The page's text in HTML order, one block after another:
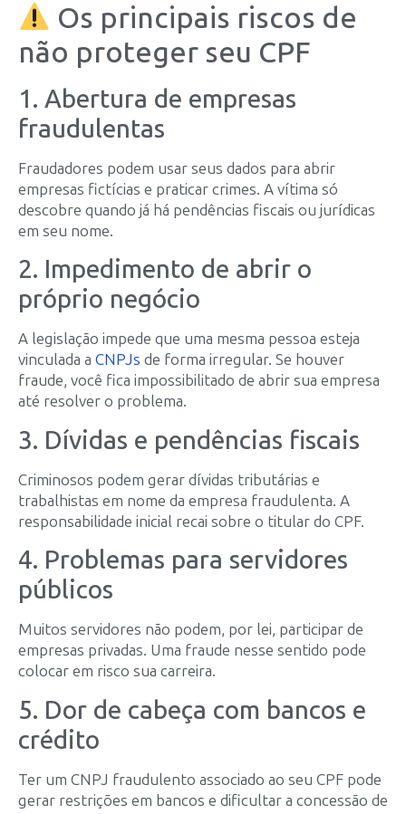
Os principais riscos de
não proteger seu CPF
1. Abertura de empresas
fraudulentas
Fraudadores podem usar seus dados para abrir
empresas fictícias e praticar crimes. A vítima só
descobre quando já há pendências fiscais ou jurídicas
em seu nome.
2. Impedimento de abrir o
próprio negócio
A legislação impede que uma mesma pessoa esteja
vinculada a CNPJs de forma irregular. Se houver
fraude, você fica impossibilitado de abrir sua empresa
até resolver o problema.
3. Dívidas e pendências fiscais
Criminosos podem gerar dívidas tributárias e
trabalhistas em nome da empresa fraudulenta. A
responsabilidade inicial recai sobre o titular do CPF.
4. Problemas para servidores
públicos
Muitos servidores não podem, por lei, participar de
empresas privadas. Uma fraude nesse sentido pode
colocar em risco sua carreira.
5. Dor de cabeça com bancos e
crédito
Ter um CNPJ fraudulento associado ao seu CPF pode
gerar restrições em bancos e dificultar a concessão de